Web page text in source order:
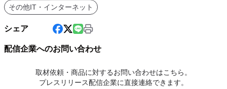
その他IT・インターネット
シェア
配信企業へのお問い合わせ
取材依頼・商品に対するお問い合わせはこちら。
プレスリリース配信企業に直接連絡できます。